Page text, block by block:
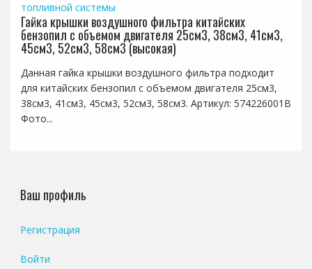
топливной системы
Гайка крышки воздушного фильтра китайских
бензопил с объемом двигателя 25см3, 38см3, 41см3,
45см3, 52см3, 58см3 (высокая)
Данная гайка крышки воздушного фильтра подходит
для китайских бензопил с объемом двигателя 25см3,
38см3, 41см3, 45см3, 52см3, 58см3. Артикул: 574226001B
Фото...
Ваш профиль
Регистрация
Войти